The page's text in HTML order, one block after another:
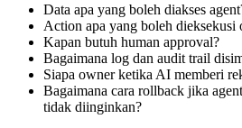
Data apa yang boleh diakses
Action apa yang boleh dieksekusi
Kapan butuh human approval?
Bagaimana log dan audit trail
Siapa owner ketika AI memberi
Bagaimana cara rollback jika
tidak diinginkan?